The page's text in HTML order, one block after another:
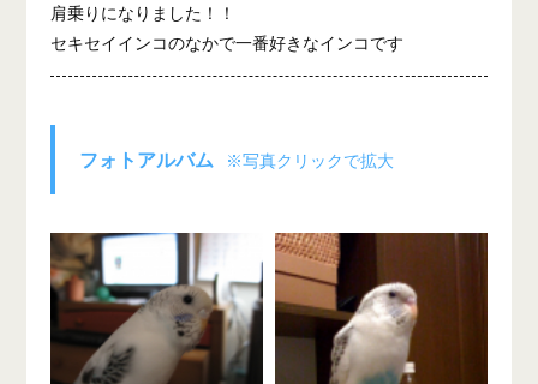
肩乗りになりました！！
セキセイインコのなかで一番好きなインコです
フォトアルバム ※写真クリックで拡大